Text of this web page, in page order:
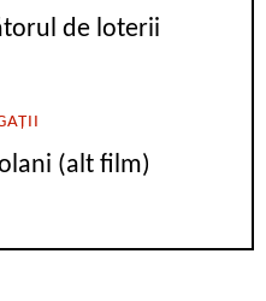
de loterii
(alt film)